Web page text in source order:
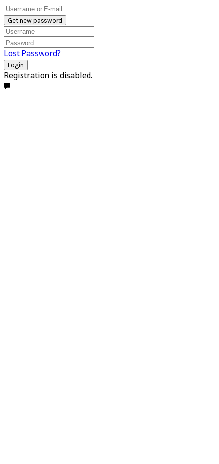
Get new password
Lost Password?
Login
Registration is disabled.